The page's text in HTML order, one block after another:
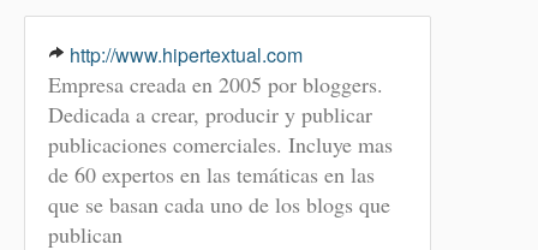
http://www.hipertextual.com
Empresa creada en 2005 por bloggers.
Dedicada a crear, producir y publicar
publicaciones comerciales. Incluye mas
de 60 expertos en las temáticas en las
que se basan cada uno de los blogs que
publican